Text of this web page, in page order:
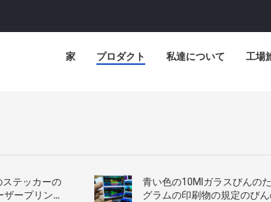
家 プロダクト 私達について 工場
テッカーの
ープリンタ
青い色の10Mlガラスびんの
グラムの印刷物の規定のび